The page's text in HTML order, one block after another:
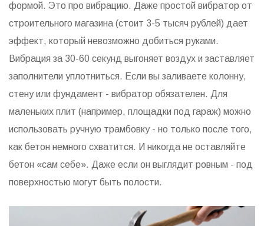
формой. Это про вибрацию. Даже простой вибратор от
строительного магазина (стоит 3-5 тысяч рублей) дает
эффект, который невозможно добиться руками.
Вибрация за 30-60 секунд выгоняет воздух и заставляет
заполнители уплотниться. Если вы заливаете колонну,
стену или фундамент - вибратор обязателен. Для
маленьких плит (например, площадки под гараж) можно
использовать ручную трамбовку - но только после того,
как бетон немного схватится. И никогда не оставляйте
бетон «сам себе». Даже если он выглядит ровным - под
поверхностью могут быть полости.